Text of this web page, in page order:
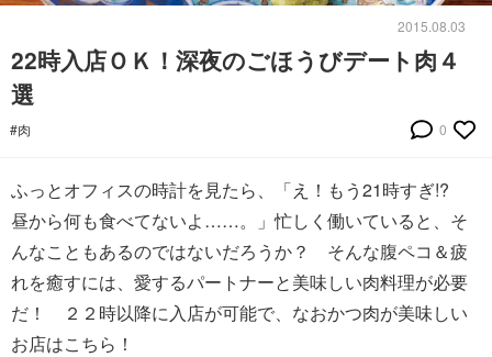
2015.08.03
22時入店ＯＫ！深夜のごほうびデート肉４
選
#肉 0
ふっとオフィスの時計を見たら、「え！もう21時すぎ!?
昼から何も食べてないよ……。」忙しく働いていると、そ
んなこともあるのではないだろうか？ そんな腹ペコ＆疲
れを癒すには、愛するパートナーと美味しい肉料理が必要
だ！ ２２時以降に入店が可能で、なおかつ肉が美味しい
お店はこちら！